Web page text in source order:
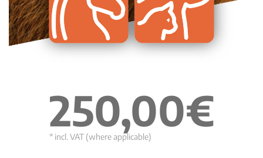
250,00€
* incl. VAT (where applicable)